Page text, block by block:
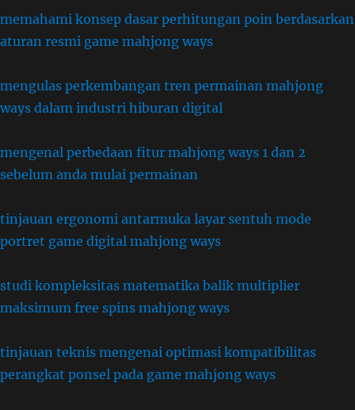
memahami konsep dasar perhitungan poin berdasarkan
aturan resmi game mahjong ways
mengulas perkembangan tren permainan mahjong
ways dalam industri hiburan digital
mengenal perbedaan fitur mahjong ways 1 dan 2
sebelum anda mulai permainan
tinjauan ergonomi antarmuka layar sentuh mode
portret game digital mahjong ways
studi kompleksitas matematika balik multiplier
maksimum free spins mahjong ways
tinjauan teknis mengenai optimasi kompatibilitas
perangkat ponsel pada game mahjong ways